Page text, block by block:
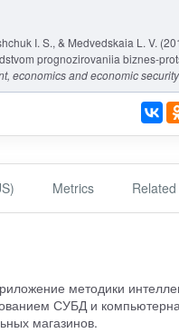
I. S., & Medvedskaia L. V.
prognozirovaniia biznes-
economics and economic security
Metrics
методики
СУБД и
магазинов.